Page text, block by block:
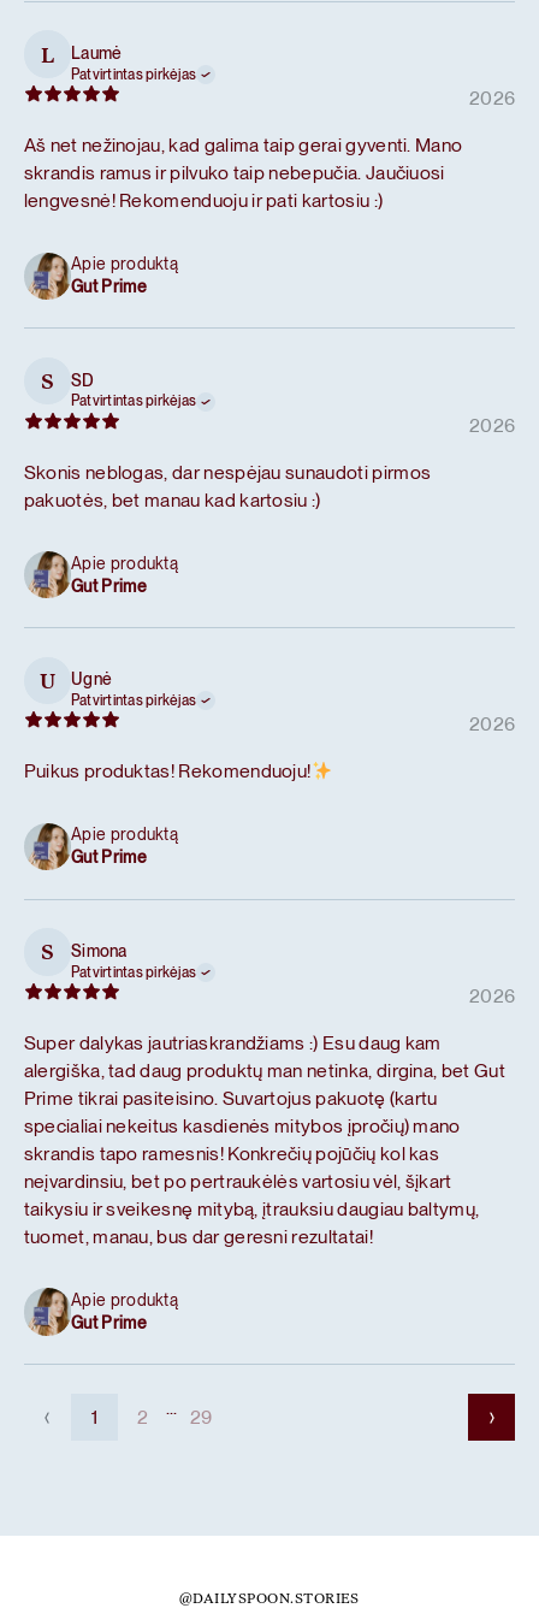
L Laumė
Patvirtintas pirkėjas
2026
Aš net nežinojau, kad galima taip gerai gyventi. Mano
skrandis ramus ir pilvuko taip nebepučia. Jaučiuosi
lengvesnė! Rekomenduoju ir pati kartosiu :)
Apie produktą
Gut Prime
S SD
Patvirtintas pirkėjas
2026
Skonis neblogas, dar nespėjau sunaudoti pirmos
pakuotės, bet manau kad kartosiu :)
Apie produktą
Gut Prime
U Ugnė
Patvirtintas pirkėjas
2026
Puikus produktas! Rekomenduoju!
Apie produktą
Gut Prime
S Simona
Patvirtintas pirkėjas
2026
Super dalykas jautriaskrandžiams :) Esu daug kam
alergiška, tad daug produktų man netinka, dirgina, bet Gut
Prime tikrai pasiteisino. Suvartojus pakuotę (kartu
specialiai nekeitus kasdienės mitybos įpročių) mano
skrandis tapo ramesnis! Konkrečių pojūčių kol kas
neįvardinsiu, bet po pertraukėlės vartosiu vėl, šįkart
taikysiu ir sveikesnę mitybą, įtrauksiu daugiau baltymų,
tuomet, manau, bus dar geresni rezultatai!
Apie produktą
Gut Prime
1 2 ... 29
@DAILYSPOON.STORIES